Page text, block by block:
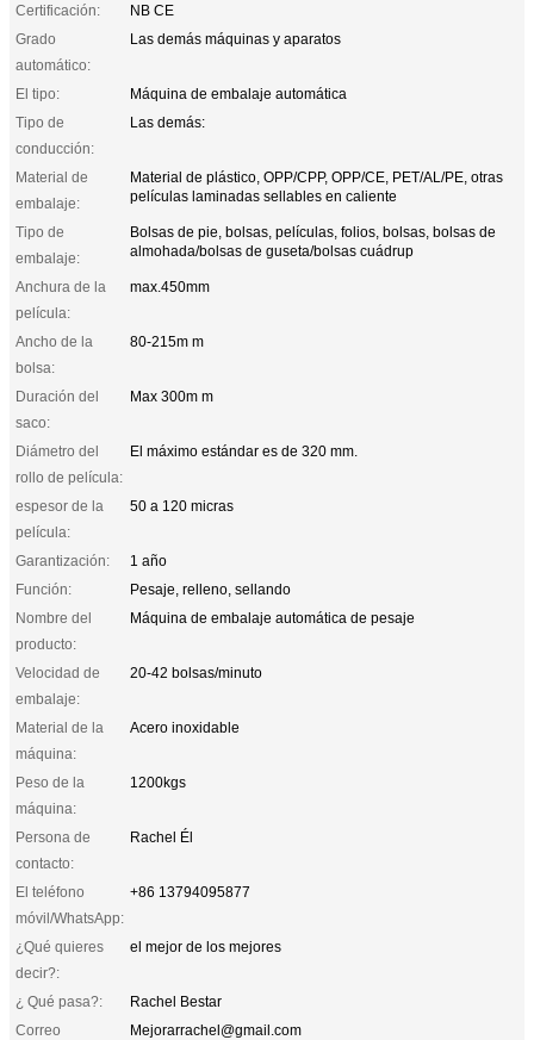
Certificación:
NB CE
Grado
automático:
Las demás máquinas y aparatos
El tipo:
Máquina de embalaje automática
Tipo de
conducción:
Las demás:
Material de
embalaje:
Material de plástico, OPP/CPP, OPP/CE, PET/AL/PE, otras
películas laminadas sellables en caliente
Tipo de
embalaje:
Bolsas de pie, bolsas, películas, folios, bolsas, bolsas de
almohada/bolsas de guseta/bolsas cuádrup
Anchura de la
película:
max.450mm
Ancho de la
bolsa:
80-215m m
Duración del
saco:
Max 300m m
Diámetro del
rollo de película:
El máximo estándar es de 320 mm.
espesor de la
película:
50 a 120 micras
Garantización:
1 año
Función:
Pesaje, relleno, sellando
Nombre del
producto:
Máquina de embalaje automática de pesaje
Velocidad de
embalaje:
20-42 bolsas/minuto
Material de la
máquina:
Acero inoxidable
Peso de la
máquina:
1200kgs
Persona de
contacto:
Rachel Él
El teléfono
móvil/WhatsApp:
+86 13794095877
¿Qué quieres
decir?:
el mejor de los mejores
¿ Qué pasa?:
Rachel Bestar
Correo
Mejorarrachel@gmail.com